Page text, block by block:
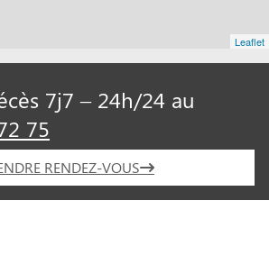
Leaflet
7j7 – 24h/24 au
75
RENDEZ-VOUS